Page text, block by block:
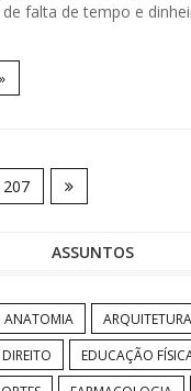
de falta de tempo e
207
ASSUNTOS
ANATOMIA ARQUITETURA
DIREITO EDUCAÇÃO